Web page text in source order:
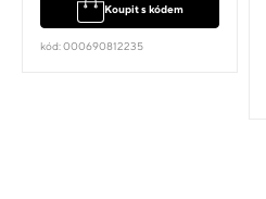
Koupit s kódem
kód: 000690812235